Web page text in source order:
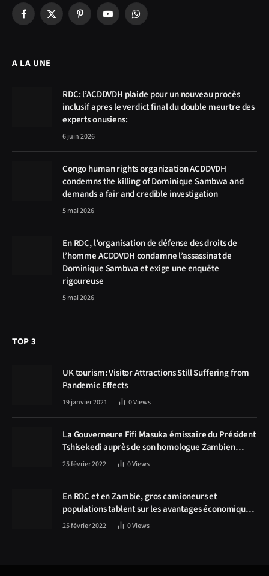
Facebook
X
PinterestYouTubeWhatsApp
A LA UNE
RDC: l’ACDDVDH plaide pour un nouveau procès
inclusif apres le verdict final du double meurtre des
experts onusiens:
6 juin 2026
Congo human rights organization ACDDVDH
condemns the killing of Dominique Sambwa and
demands a fair and credible investigation
5 mai 2026
En RDC, l’organisation de défense des droits de
l’homme ACDDVDH condamne l’assassinat de
Dominique Sambwa et exige une enquête
rigoureuse
5 mai 2026
TOP 3
UK tourism: Visitor Attractions Still Suffering from
Pandemic Effects
19 janvier 2021 0Views
La Gouverneure Fifi Masuka émissaire du Président
Tshisekedi auprès de son homologue Zambien
Hichilema, la construction de la route Kolwezi -
25 février 2022 0Views
En RDC et en Zambie, gros camioneurs et
populations tablent sur les avantages économiques
de la route Kolwezi-Solwezi
25 février 2022 0Views